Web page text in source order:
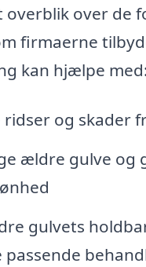
overblik over de
firmaerne
kan hjælpe med:
og skader
ældre gulve og
gulvets
passende